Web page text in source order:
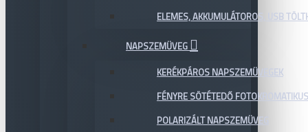
ELEMES, AKKUMULÁTOROS, USB
NAPSZEMÜVEG
KERÉKPÁROS NAPSZEMÜVEGEK
FÉNYRE SÖTÉTEDŐ
POLARIZÁLT NAPSZEMÜVEG